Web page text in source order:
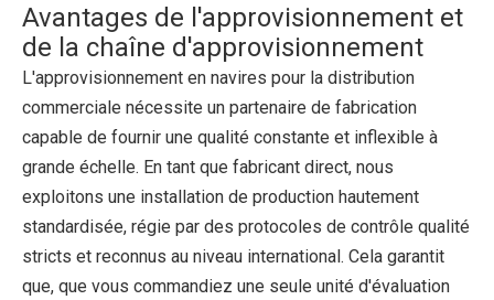
Avantages de l'approvisionnement et
de la chaîne d'approvisionnement
L'approvisionnement en navires pour la distribution
commerciale nécessite un partenaire de fabrication
capable de fournir une qualité constante et inflexible à
grande échelle. En tant que fabricant direct, nous
exploitons une installation de production hautement
standardisée, régie par des protocoles de contrôle qualité
stricts et reconnus au niveau international. Cela garantit
que, que vous commandiez une seule unité d'évaluation